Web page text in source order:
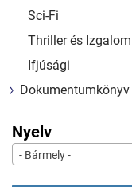
Sci-Fi
Thriller és Izgalom
Ifjúsági
Dokumentumkönyv
Nyelv
- Bármely -